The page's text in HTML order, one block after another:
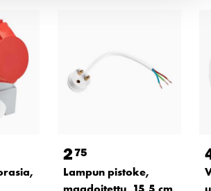
275
Lampun pistoke,